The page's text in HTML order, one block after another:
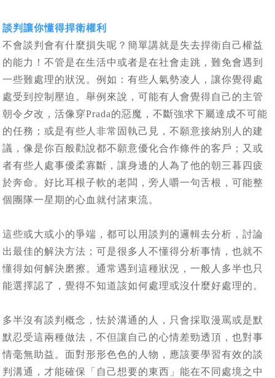
談判讓你懂得捍衛權利
不會談判會有什麼損失呢？簡單講就是失去捍衛自己權益
的能力！不管是在生活中或者是在社會走跳，難免會遇到
一些難處理的狀況。例如：有些人氣勢凌人，讓你覺得處
處受到控制壓迫。舉例來說，可能有人會覺得自己的主管
朝令夕改，活像穿Prada的惡魔，不斷強求下屬達成不可能
的任務；或是有些人非常固執己見，不願意接納別人的建
議，像是你百般勸說都不願意優化合作條件的客戶；又或
者有些人處事優柔寡斷，讓身邊的人為了他的朝三暮四疲
於奔命。好比耳根子軟的老闆，旁人嚼一句舌根，可能整
個團隊一星期的心血就付諸東流。
這些或大或小的爭端，都可以用談判的邏輯去分析，討論
出最佳的解決方法；可是很多人不懂得分析事情，也就不
懂得如何解決磨擦。通常遇到這種狀況，一般人多半也只
能選擇認了，覺得不知道該如何處理或沒什麼好處理的。
多半沒有談判概念，怯於溝通的人，只會採取漫罵或是默
默忍受這兩種做法，不但讓自己的心情差勁透頂，也對事
情毫無助益。面對形形色色的人物，應該要學習有效的談
判溝通，才能確保「自己想要的東西」能在不同處境之中